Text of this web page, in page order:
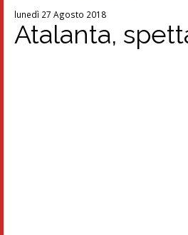
lunedì 27 Agosto 2018
Atalanta,